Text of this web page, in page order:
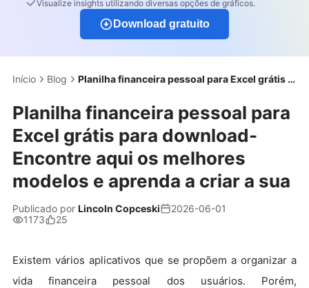
Visualize insights utilizando diversas opções de gráficos.
Download gratuito
Início Blog Planilha financeira pessoal para Excel grátis para download- Encontre aqui os melhores modelos e aprenda a criar a sua
Planilha financeira pessoal para
Excel grátis para download-
Encontre aqui os melhores
modelos e aprenda a criar a sua
Publicado por Lincoln Copceski
2026-06-01
1173
25
Existem vários aplicativos que se propõem a organizar a
vida financeira pessoal dos usuários. Porém,